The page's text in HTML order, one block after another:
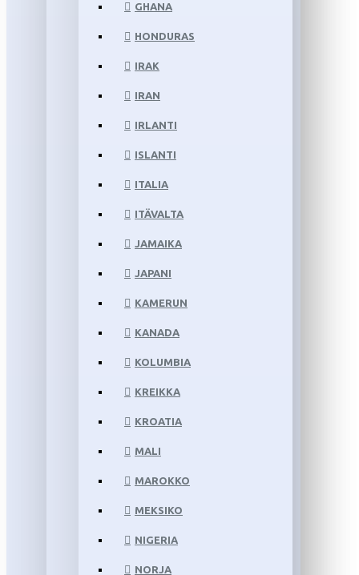
GHANA
HONDURAS
IRAK
IRAN
IRLANTI
ISLANTI
ITALIA
ITÄVALTA
JAMAIKA
JAPANI
KAMERUN
KANADA
KOLUMBIA
KREIKKA
KROATIA
MALI
MAROKKO
MEKSIKO
NIGERIA
NORJA